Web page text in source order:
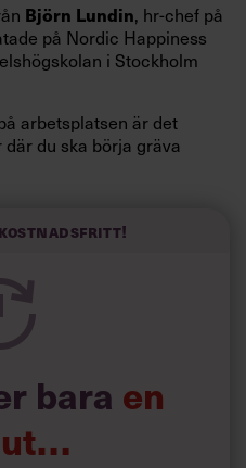
Björn Lundin, hr-chef på
på Nordic Happiness
i Stockholm
arbetsplatsen är det
du ska börja gräva
bara en